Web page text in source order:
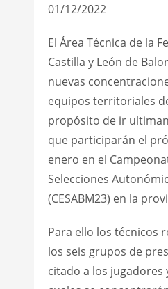
01/12/2022
El Área Técnica de la
Castilla y León de
nuevas
equipos territoriales
propósito de ir
que participarán el
enero en el
Selecciones
(CESABM23) en la
Para ello los técnicos
los seis grupos de
citado a los jugadores